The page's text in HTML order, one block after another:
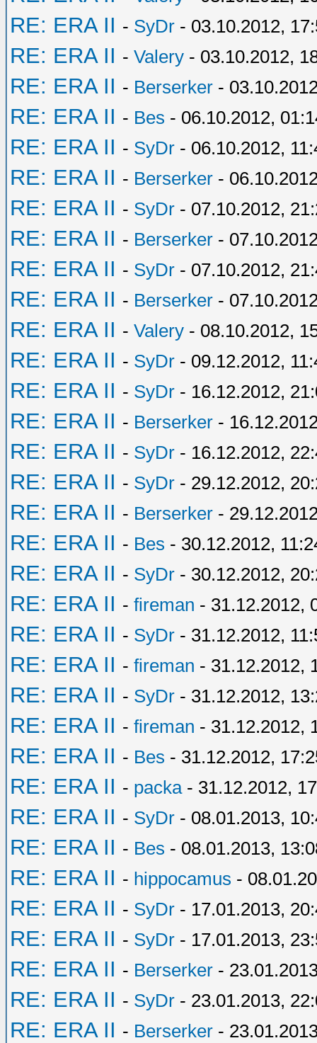
RE: ERA II - SyDr - 03.10.2012,
RE: ERA II - Valery - 03.10.2012,
RE: ERA II - Berserker -
RE: ERA II - Bes - 06.10.2012,
RE: ERA II - SyDr - 06.10.2012,
RE: ERA II - Berserker -
RE: ERA II - SyDr - 07.10.2012,
RE: ERA II - Berserker -
RE: ERA II - SyDr - 07.10.2012,
RE: ERA II - Berserker -
RE: ERA II - Valery - 08.10.2012,
RE: ERA II - SyDr - 09.12.2012,
RE: ERA II - SyDr - 16.12.2012,
RE: ERA II - Berserker -
RE: ERA II - SyDr - 16.12.2012,
RE: ERA II - SyDr - 29.12.2012,
RE: ERA II - Berserker -
RE: ERA II - Bes - 30.12.2012,
RE: ERA II - SyDr - 30.12.2012,
RE: ERA II - fireman - 31.12.2012,
RE: ERA II - SyDr - 31.12.2012,
RE: ERA II - fireman - 31.12.2012,
RE: ERA II - SyDr - 31.12.2012,
RE: ERA II - fireman - 31.12.2012,
RE: ERA II - Bes - 31.12.2012,
RE: ERA II - packa- 31.12.2012,
RE: ERA II - SyDr - 08.01.2013,
RE: ERA II - Bes - 08.01.2013,
RE: ERA II - hippocamus -
RE: ERA II - SyDr - 17.01.2013,
RE: ERA II - SyDr - 17.01.2013,
RE: ERA II - Berserker -
RE: ERA II - SyDr - 23.01.2013,
RE: ERA II - Berserker -